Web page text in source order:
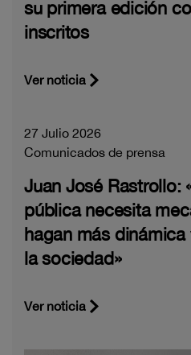
su primera edición
inscritos
Ver noticia
27 Julio 2026
Comunicados de prensa
Juan José Rastrollo:
pública necesita
hagan más
la sociedad»
Ver noticia